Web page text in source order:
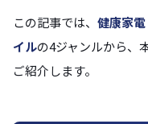
この記事では、 健康家
イルの4ジャンルから、
ご紹介します。